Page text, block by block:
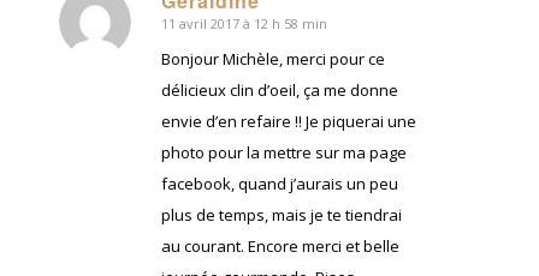
dit
:
11 avril 2017 à 12 h 58 min
Bonjour Michèle, merci pour ce
délicieux clin d’oeil, ça me donne
envie d’en refaire !! Je piquerai une
photo pour la mettre sur ma page
facebook, quand j’aurais un peu
plus de temps, mais je te tiendrai
au courant. Encore merci et belle